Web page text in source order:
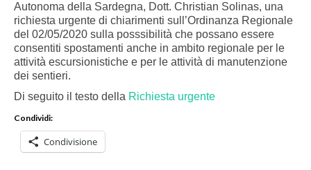
Autonoma della Sardegna, Dott. Christian Solinas, una
richiesta urgente di chiarimenti sull’Ordinanza Regionale
del 02/05/2020 sulla posssibilità che possano essere
consentiti spostamenti anche in ambito regionale per le
attività escursionistiche e per le attività di manutenzione
dei sentieri.
Di seguito il testo della Richiesta urgente
Condividi:
Condivisione